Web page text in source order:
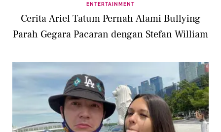
ENTERTAINMENT
Cerita Ariel Tatum Pernah Alami Bullying
Parah Gegara Pacaran dengan Stefan William